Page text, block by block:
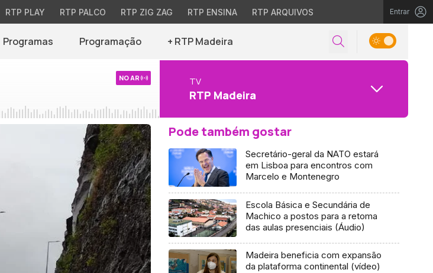
RTP PLAY RTP PALCO RTP ZIG ZAG RTP ENSINA RTP ARQUIVOS Entrar
Programas Programação + RTP Madeira
NO AR TV
RTP Madeira
Pode também gostar
Secretário-geral da NATO estará
em Lisboa para encontros com
Marcelo e Montenegro
Escola Básica e Secundária de
Machico a postos para a retoma
das aulas presenciais (Áudio)
Madeira beneficia com expansão
da plataforma continental (vídeo)